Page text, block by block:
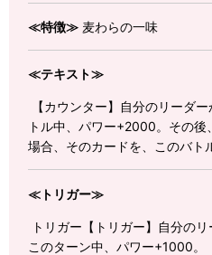
≪特徴≫ 麦わらの一味
≪テキスト≫
【カウンター】自分のリーダ
トル中、パワー+2000。その
場合、そのカードを、このバト
≪トリガー≫
トリガー【トリガー】自分のリ
このターン中、パワー+1000。